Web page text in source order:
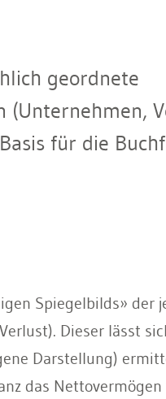
geordnete
(Unternehmen,
für die
Spiegelbilds» der
Dieser lässt
Darstellung)
das Nettovermögen